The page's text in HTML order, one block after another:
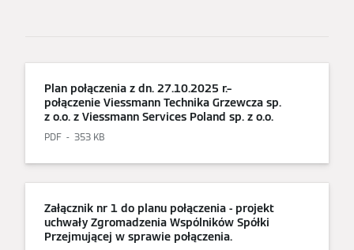
Plan połączenia z dn. 27.10.2025 r.–
połączenie Viessmann Technika Grzewcza sp.
z o.o. z Viessmann Services Poland sp. z o.o.
PDF 353 KB
Załącznik nr 1 do planu połączenia - projekt
uchwały Zgromadzenia Wspólników Spółki
Przejmującej w sprawie połączenia.